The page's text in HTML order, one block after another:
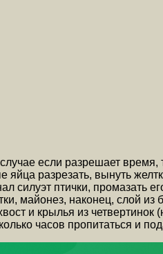
если разрешает
разрезать, вынуть
силуэт птички,
майонез, наконец, слой из
и крылья из
часов пропитаться и